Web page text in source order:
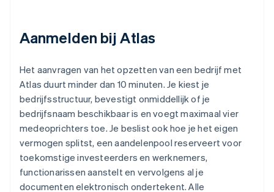
Aanmelden bij Atlas
Het aanvragen van het opzetten van een bedrijf met
Atlas duurt minder dan 10 minuten. Je kiest je
bedrijfsstructuur, bevestigt onmiddellijk of je
bedrijfsnaam beschikbaar is en voegt maximaal vier
medeoprichters toe. Je beslist ook hoe je het eigen
vermogen splitst, een aandelenpool reserveert voor
toekomstige investeerders en werknemers,
functionarissen aanstelt en vervolgens al je
documenten elektronisch ondertekent. Alle